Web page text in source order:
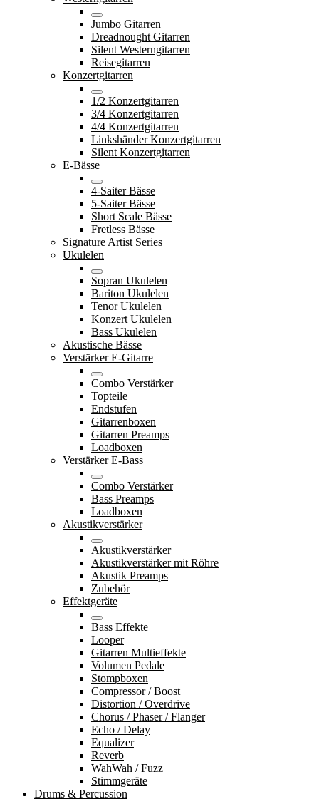
Jumbo Gitarren
Dreadnought Gitarren
Silent Westerngitarren
Reisegitarren
Konzertgitarren
1/2 Konzertgitarren
3/4 Konzertgitarren
4/4 Konzertgitarren
Linkshänder Konzertgitarren
Silent Konzertgitarren
E-Bässe
4-Saiter Bässe
5-Saiter Bässe
Short Scale Bässe
Fretless Bässe
Signature Artist Series
Ukulelen
Sopran Ukulelen
Bariton Ukulelen
Tenor Ukulelen
Konzert Ukulelen
Bass Ukulelen
Akustische Bässe
Verstärker E-Gitarre
Combo Verstärker
Topteile
Endstufen
Gitarrenboxen
Gitarren Preamps
Loadboxen
Verstärker E-Bass
Combo Verstärker
Bass Preamps
Loadboxen
Akustikverstärker
Akustikverstärker
Akustikverstärker mit Röhre
Akustik Preamps
Zubehör
Effektgeräte
Bass Effekte
Looper
Gitarren Multieffekte
Volumen Pedale
Stompboxen
Compressor / Boost
Distortion / Overdrive
Chorus / Phaser / Flanger
Echo / Delay
Equalizer
Reverb
WahWah / Fuzz
Stimmgeräte
Drums & Percussion